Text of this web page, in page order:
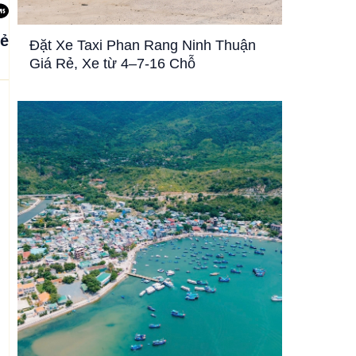
Đặt Xe Taxi Phan Rang Ninh Thuận
Giá Rẻ, Xe từ 4–7-16 Chỗ